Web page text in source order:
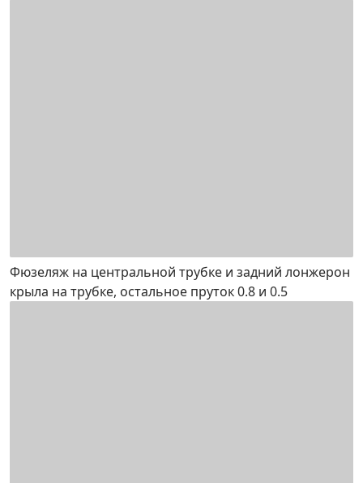
Фюзеляж на центральной трубке и задний лонжерон
крыла на трубке, остальное пруток 0.8 и 0.5